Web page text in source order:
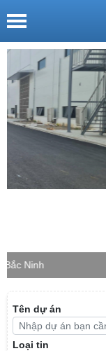
Cho
Tên dự án
Loại tin